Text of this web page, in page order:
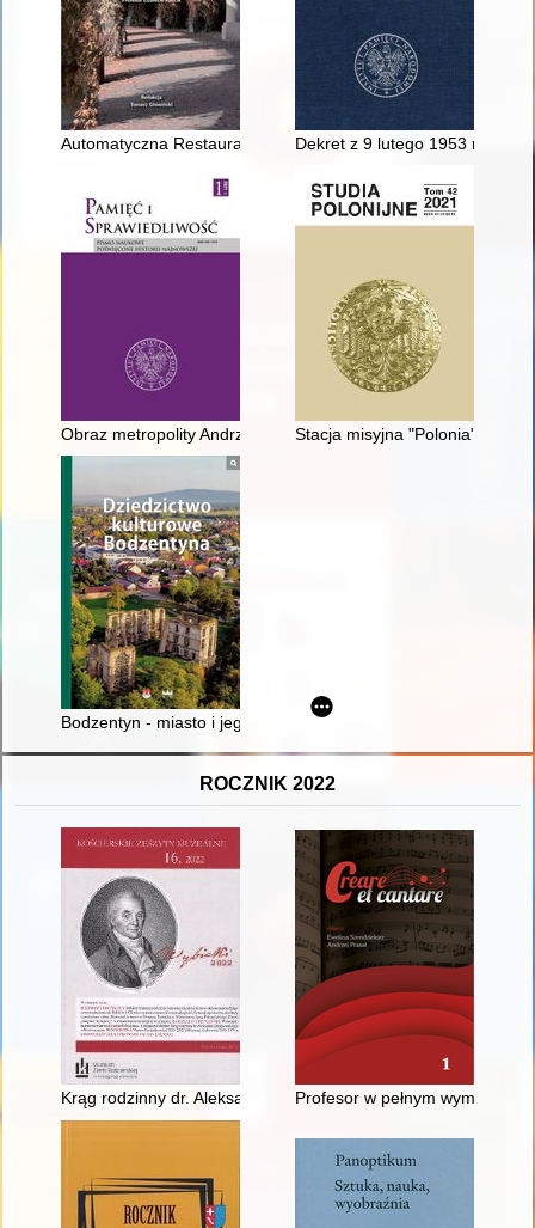
Automatyczna Restauracja : z dziejów gastronomii Jeleniej
Dekret z 9 lutego 1953 r., jego
Obraz metropolity Andrzeja Szeptyckiego w propagandowej
Stacja misyjna "Polonia" w
Bodzentyn - miasto i jego architektura w dziejach i w
ROCZNIK 2022
Krąg rodzinny dr. Aleksandra Majkowskiego w Kościerzynie
Profesor w pełnym wymiarze